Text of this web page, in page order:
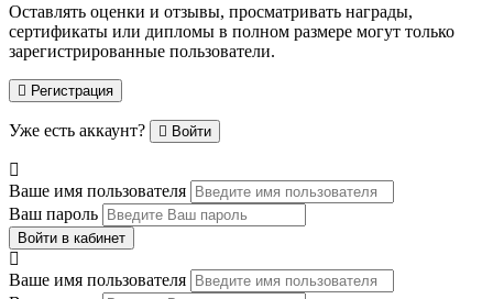
Оставлять оценки и отзывы, просматривать награды,
сертификаты или дипломы в полном размере могут только
зарегистрированные пользователи.
Регистрация
Уже есть аккаунт? Войти
Ваше имя пользователя
Ваш пароль
Войти в кабинет
Ваше имя пользователя